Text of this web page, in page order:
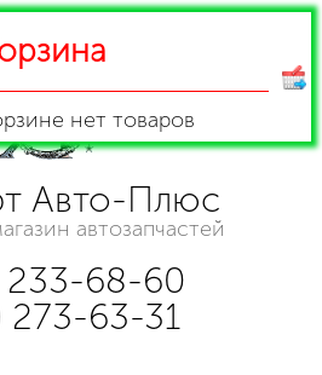
Авто-Плюс
автозапчастей
233-68-60
273-63-31
нет товаров